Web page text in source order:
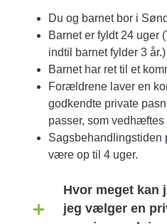
Du og barnet bor i
Barnet er fyldt 24 uger
indtil barnet fylder 3 år.)
Barnet har ret til et
Forældrene laver en
godkendte private
passer, som
Sagsbehandlingstiden
være op til 4 uger.
Hvor meget kan
jeg vælger en